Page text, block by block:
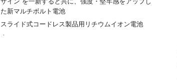
た新マルチボルト電池
スライド式コードレス製品用リチウムイオン電池
１